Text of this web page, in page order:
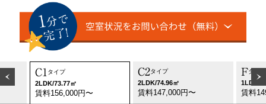
C1 タイプ
2LDK/73.77㎡
賃料156,000円〜
C2タイプ
2LDK/74.96㎡
賃料147,000円〜
Fタイプ
1LDK/
賃料